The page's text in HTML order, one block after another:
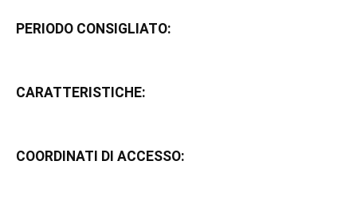
PERIODO CONSIGLIATO:
CARATTERISTICHE:
COORDINATI DI ACCESSO: